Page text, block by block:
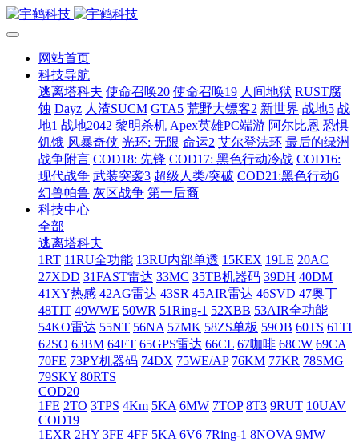
网站首页
科技导航
逃离塔科夫 使命召唤20 使命召唤19 人间地狱 RUST腐
蚀 Dayz 人渣SUCM GTA5 荒野大镖客2 新世界 战地5 战
地1 战地2042 黎明杀机 Apex英雄PC端游 阿尔比恩 恐惧
饥饿 风暴奇侠 光环: 无限 命运2 艾尔登法环 最后的绿洲
战争附言 COD18: 先锋 COD17: 黑色行动冷战 COD16:
现代战争 武装突袭3 超级人类/突破 COD21:黑色行动6
幻兽帕鲁 灰区战争 第一后裔
科技中心
全部
逃离塔科夫
1RT 11RU全功能 13RU内部单透 15KEX 19LE 20AC
27XDD 31FAST雷达 33MC 35TB机器码 39DH 40DM
41XY热感 42AG雷达 43SR 45AIR雷达 46SVD 47奥丁
48TIT 49WWE 50WR 51Ring-1 52XBB 53AIR全功能
54KO雷达 55NT 56NA 57MK 58ZS单板 59OB 60TS 61TI
62SO 63BM 64ET 65GPS雷达 66CL 67咖啡 68CW 69CA
70FE 73PY机器码 74DX 75WE/AP 76KM 77KR 78SMG
79SKY 80RTS
COD20
1FE 2TO 3TPS 4Km 5KA 6MW 7TOP 8T3 9RUT 10UAV
COD19
1EXR 2HY 3FE 4FF 5KA 6V6 7Ring-1 8NOVA 9MW